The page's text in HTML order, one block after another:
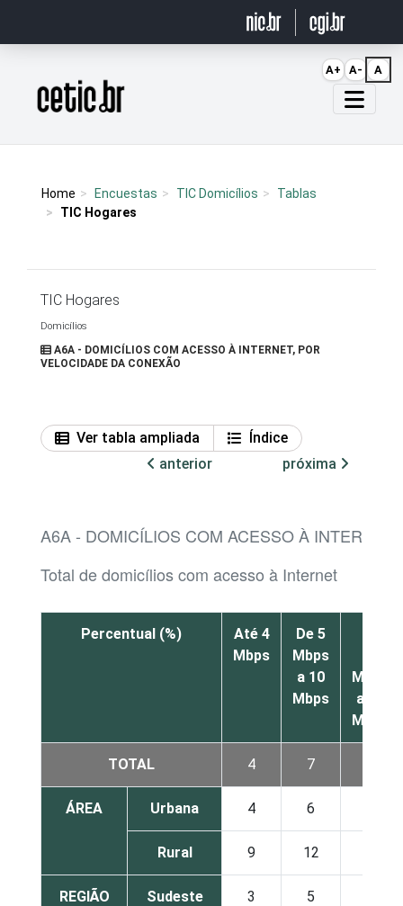
Página inicial
Home Encuestas TIC Domicílios
Tablas
TIC Hogares
TIC Hogares
Domicílios
A6A - DOMICÍLIOS COM ACESSO À INTERNET, POR
VELOCIDADE DA CONEXÃO
Ver tabla ampliada
Índice
anterior
próxima
A6A - DOMICÍLIOS COM ACESSO À
Total de domicílios com acesso à Internet
Percentual (%)
Até 4
Mbps
De 5
Mbps
a 10
Mbps
Mbps
a 50
Mbps
TOTAL 4 7
ÁREA Urbana 4 6
Rural 9 12
REGIÃO Sudeste 3 5
A+ A- A